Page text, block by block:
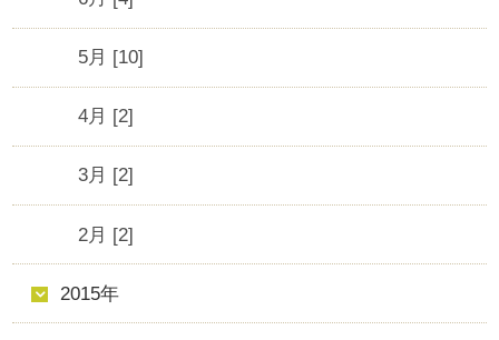
5月 [10]
4月 [2]
3月 [2]
2月 [2]
2015年